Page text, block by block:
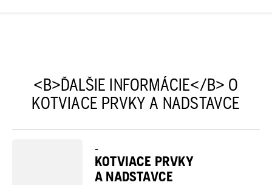
<B>ĎALŠIE INFORMÁCIE</B> O
KOTVIACE PRVKY A NADSTAVCE
–
KOTVIACE PRVKY
A NADSTAVCE